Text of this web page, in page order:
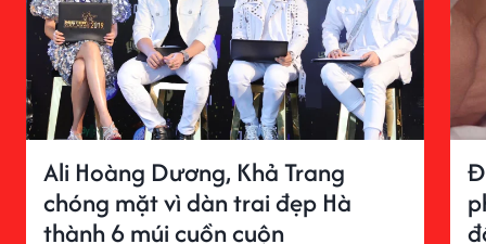
Ali Hoàng Dương, Khả Trang
chóng mặt vì dàn trai đẹp Hà
thành 6 múi cuồn cuộn